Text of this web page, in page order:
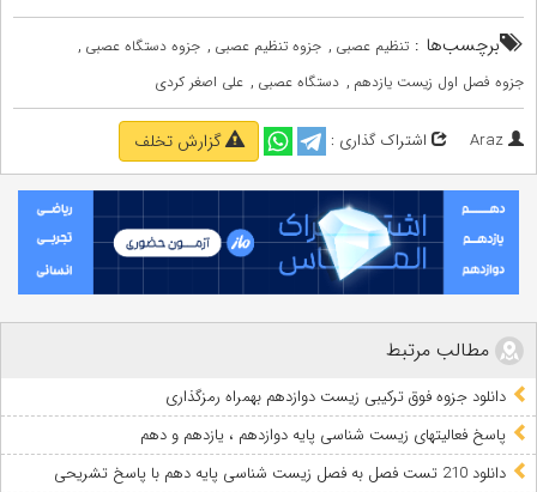
برچسب‌ها : تنظیم عصبی , جزوه تنظیم عصبی , جزوه دستگاه عصبی ,
جزوه فصل اول زیست یازدهم , دستگاه عصبی , علی اصغر کردی
Araz اشتراک گذاری : گزارش تخلف
مطالب مرتبط
دانلود جزوه فوق ترکیبی زیست دوازدهم بهمراه رمزگذاری
پاسخ فعالیتهای زیست شناسی پایه دوازدهم ، یازدهم و دهم
دانلود 210 تست فصل به فصل زیست شناسی پایه دهم با پاسخ تشریحی